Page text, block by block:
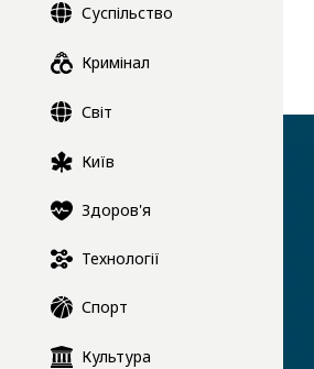
Суспільство
Кримінал
Світ
Київ
Здоров'я
Технології
Спорт
Культура